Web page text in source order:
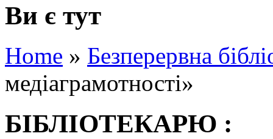
Ви є тут
Home » Безперервна
медіаграмотності»
БІБЛІОТЕКАРЮ :